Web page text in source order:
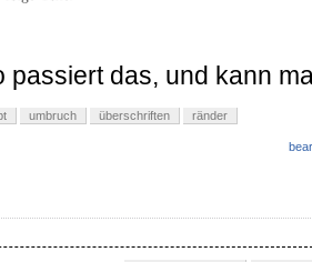
passiert das, und kann
umbruch überschriften ränder